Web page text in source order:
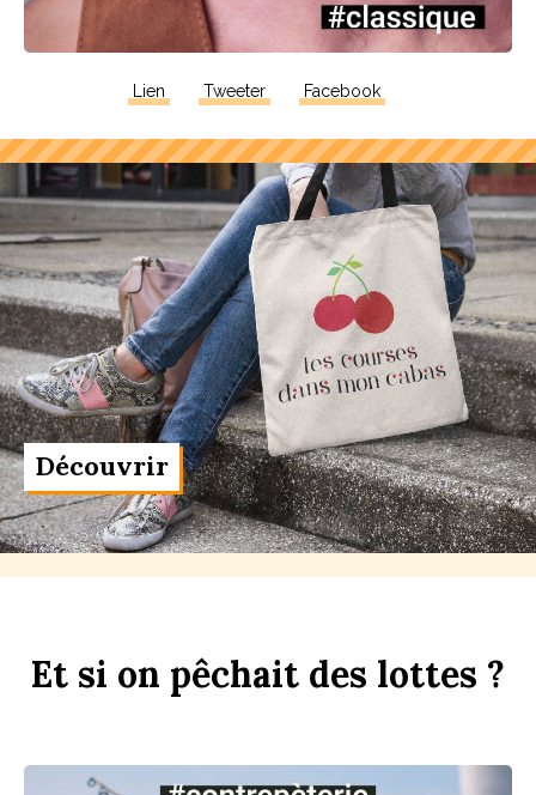
Lien Tweeter Facebook
Découvrir
Et si on pêchait des lottes ?